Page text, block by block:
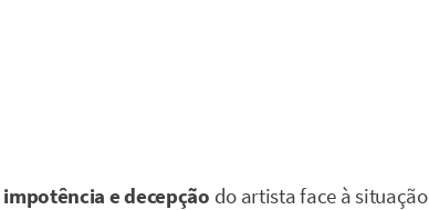
impotência e decepção do artista face à situação